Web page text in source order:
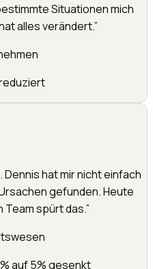
Situationen mich
alles verändert.”
hat mir nicht einfach
gefunden. Heute
Team spürt das.”
auf 5% gesenkt